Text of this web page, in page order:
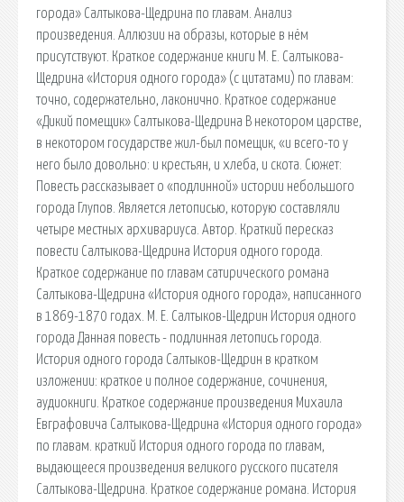
города» Салтыкова-Щедрина по главам. Анализ
произведения. Аллюзии на образы, которые в нём
присутствуют. Краткое содержание книги М. Е. Салтыкова-
Щедрина «История одного города» (с цитатами) по главам:
точно, содержательно, лаконично. Краткое содержание
«Дикий помещик» Салтыкова-Щедрина В некотором царстве,
в некотором государстве жил-был помещик, «и всего-то у
него было довольно: и крестьян, и хлеба, и скота. Сюжет:
Повесть рассказывает о «подлинной» истории небольшого
города Глупов. Является летописью, которую составляли
четыре местных архивариуса. Автор. Краткий пересказ
повести Салтыкова-Щедрина История одного города.
Краткое содержание по главам сатирического романа
Салтыкова-Щедрина «История одного города», написанного
в 1869-1870 годах. М. Е. Салтыков-Щедрин История одного
города Данная повесть - подлинная летопись города.
История одного города Салтыков-Щедрин в кратком
изложении: краткое и полное содержание, сочинения,
аудиокниги. Краткое содержание произведения Михаила
Евграфовича Салтыкова-Щедрина «История одного города»
по главам. краткий История одного города по главам,
выдающееся произведения великого русского писателя
Салтыкова-Щедрина. Краткое содержание романа. История